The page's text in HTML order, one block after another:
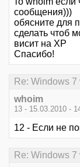
сообщения)))
обясните для
сделать чтоб
висит на XP
Спасибо!
Re: Windows
whoim
13 - 15.03.2010 -
12 - Если не
Re: Windows